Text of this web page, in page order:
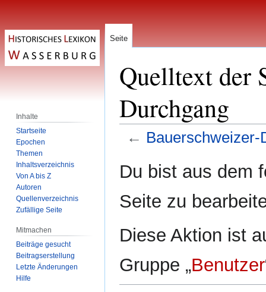
Quelltext der
Durchgang
← Bauerschweizer-
Navigation
Suche
Du bist aus dem
Seite zu
Diese Aktion ist
Gruppe „Benutzer
Seite
Inhalte
Startseite
Epochen
Themen
Inhaltsverzeichnis
Von A bis Z
Autoren
Quellenverzeichnis
Zufällige Seite
Mitmachen
Beiträge gesucht
Beitragserstellung
Letzte Änderungen
Hilfe